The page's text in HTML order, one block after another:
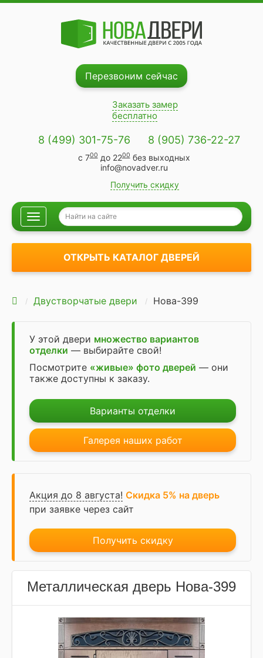
Перезвоним сейчас
Заказать замер
бесплатно
8 (499) 301-75-76 8 (905) 736-22-27
с 700до 2200без выходных
info@novadver.ru
Получить скидку
Навигация
ОТКРЫТЬ КАТАЛОГ ДВЕРЕЙ
Двустворчатые двери Нова-399
У этой двери множество вариантов
отделки — выбирайте свой!
Посмотрите «живые» фото дверей — они
также доступны к заказу.
Варианты отделки
Галерея наших работ
Акция до 8 августа! Скидка 5% на дверь
при заявке через сайт
Получить скидку
Металлическая дверь Нова-399